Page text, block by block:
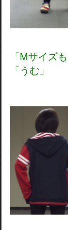
「Mサイズ
「うむ」